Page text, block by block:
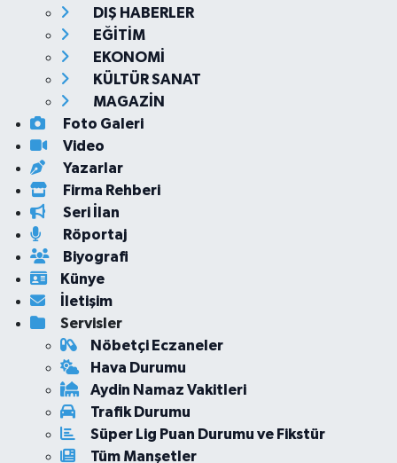
DIŞ HABERLER
EĞİTİM
EKONOMİ
KÜLTÜR SANAT
MAGAZİN
Foto Galeri
Video
Yazarlar
Firma Rehberi
Seri İlan
Röportaj
Biyografi
Künye
İletişim
Servisler
Nöbetçi Eczaneler
Hava Durumu
Aydin Namaz Vakitleri
Trafik Durumu
Süper Lig Puan Durumu ve Fikstür
Tüm Manşetler